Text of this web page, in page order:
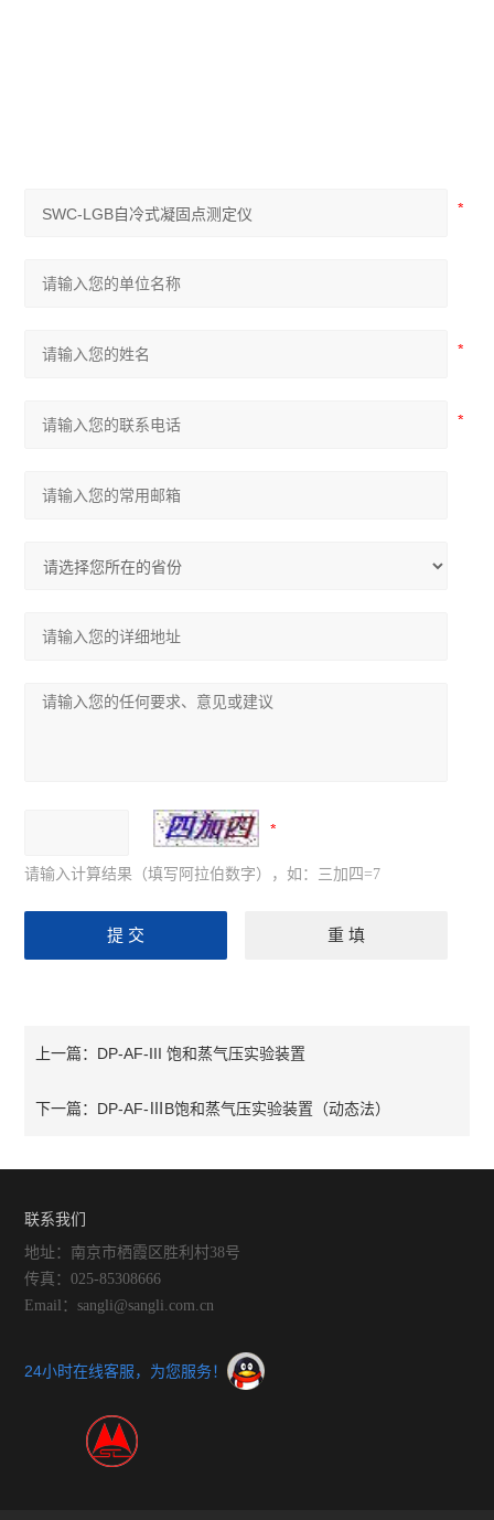
请输入计算结果（填写阿拉伯数字），如：三加四=7
上一篇： DP-AF-III 饱和蒸气压实验装置
下一篇： DP-AF-ⅢB饱和蒸气压实验装置（动态法）
联系我们
地址：南京市栖霞区胜利村38号
传真：025-85308666
Email：sangli@sangli.com.cn
24小时在线客服，为您服务！